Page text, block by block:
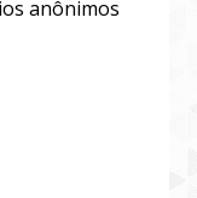
anônimos